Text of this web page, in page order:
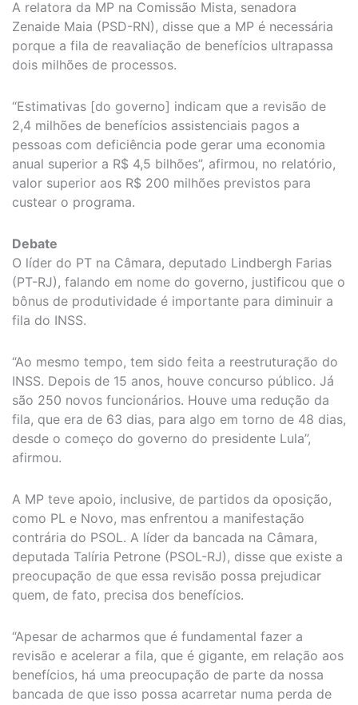
A relatora da MP na Comissão Mista, senadora
Zenaide Maia (PSD-RN), disse que a MP é necessária
porque a fila de reavaliação de benefícios ultrapassa
dois milhões de processos.
“Estimativas [do governo] indicam que a revisão de
2,4 milhões de benefícios assistenciais pagos a
pessoas com deficiência pode gerar uma economia
anual superior a R$ 4,5 bilhões”, afirmou, no relatório,
valor superior aos R$ 200 milhões previstos para
custear o programa.
Debate
O líder do PT na Câmara, deputado Lindbergh Farias
(PT-RJ), falando em nome do governo, justificou que o
bônus de produtividade é importante para diminuir a
fila do INSS.
“Ao mesmo tempo, tem sido feita a reestruturação do
INSS. Depois de 15 anos, houve concurso público. Já
são 250 novos funcionários. Houve uma redução da
fila, que era de 63 dias, para algo em torno de 48 dias,
desde o começo do governo do presidente Lula”,
afirmou.
A MP teve apoio, inclusive, de partidos da oposição,
como PL e Novo, mas enfrentou a manifestação
contrária do PSOL. A líder da bancada na Câmara,
deputada Talíria Petrone (PSOL-RJ), disse que existe a
preocupação de que essa revisão possa prejudicar
quem, de fato, precisa dos benefícios.
“Apesar de acharmos que é fundamental fazer a
revisão e acelerar a fila, que é gigante, em relação aos
benefícios, há uma preocupação de parte da nossa
bancada de que isso possa acarretar numa perda de